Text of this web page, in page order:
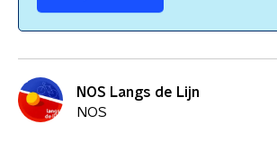
NOS Langs de Lijn
NOS